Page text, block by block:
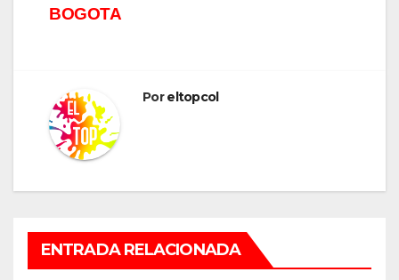
BOGOTA
Poreltopcol
ENTRADA RELACIONADA